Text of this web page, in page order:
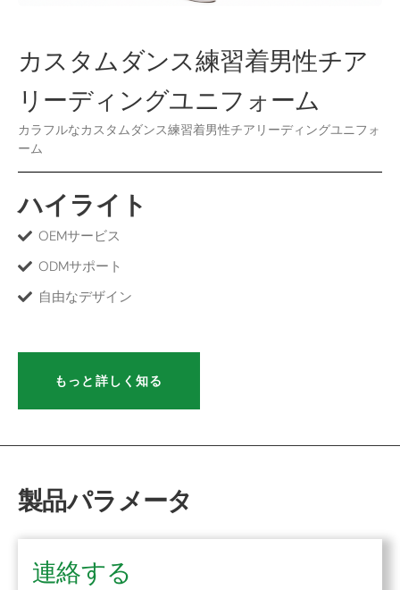
カスタムダンス練習着男性チア
リーディングユニフォーム
カラフルなカスタムダンス練習着男性チアリーディングユニフォ
ーム
ハイライト
OEMサービス
ODMサポート
自由なデザイン
もっと詳しく知る
製品パラメータ
連絡する